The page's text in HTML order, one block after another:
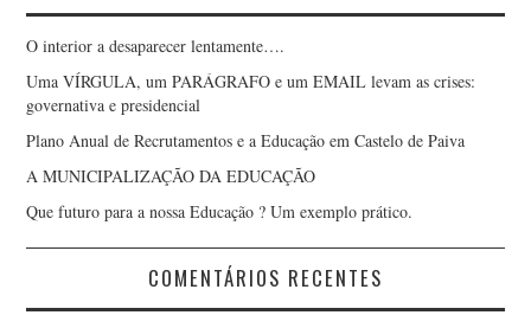
O interior a desaparecer lentamente….
Uma VÍRGULA, um PARÁGRAFO e um EMAIL levam as crises:
governativa e presidencial
Plano Anual de Recrutamentos e a Educação em Castelo de Paiva
A MUNICIPALIZAÇÃO DA EDUCAÇÃO
Que futuro para a nossa Educação ? Um exemplo prático.
COMENTÁRIOS RECENTES